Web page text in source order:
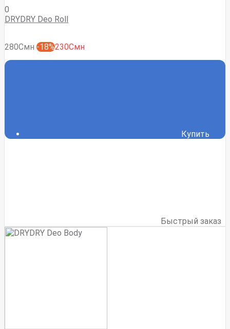
0
DRYDRY Deo Roll
280Смн -18%230Смн
Купить
Быстрый заказ